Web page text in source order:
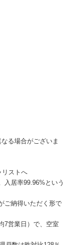
る場合がございま
リストへ
入居率99.96%という
ご納得いただく形で
7営業日）で、空室